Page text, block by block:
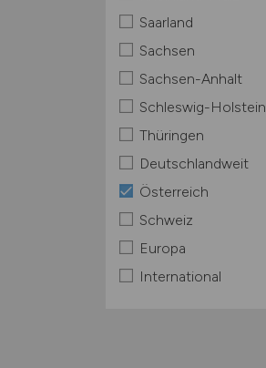
Saarland
Sachsen
Sachsen-Anhalt
Schleswig-Holstein
Thüringen
Deutschlandweit
Österreich
Schweiz
Europa
International